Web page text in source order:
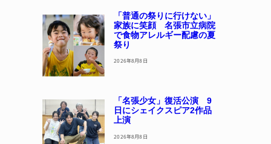
「普通の祭りに行けない」
家族に笑顔 名張市立病院
で食物アレルギー配慮の夏
祭り
2026年8月8日
「名張少女」復活公演 9
日にシェイクスピア2作品
上演
2026年8月8日